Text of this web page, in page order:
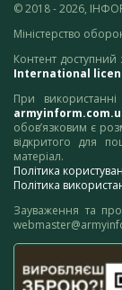
© 2018 - 2026,
Міністерство
Контент доступний
International
При
обов’язковим є
відкритого для
матеріал.
Політика
Політика
Зауваження та